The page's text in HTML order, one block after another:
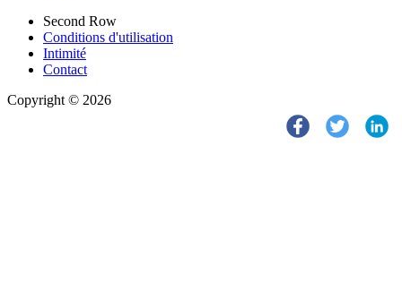
Second Row
Conditions d'utilisation
Intimité
Contact
Copyright © 2026